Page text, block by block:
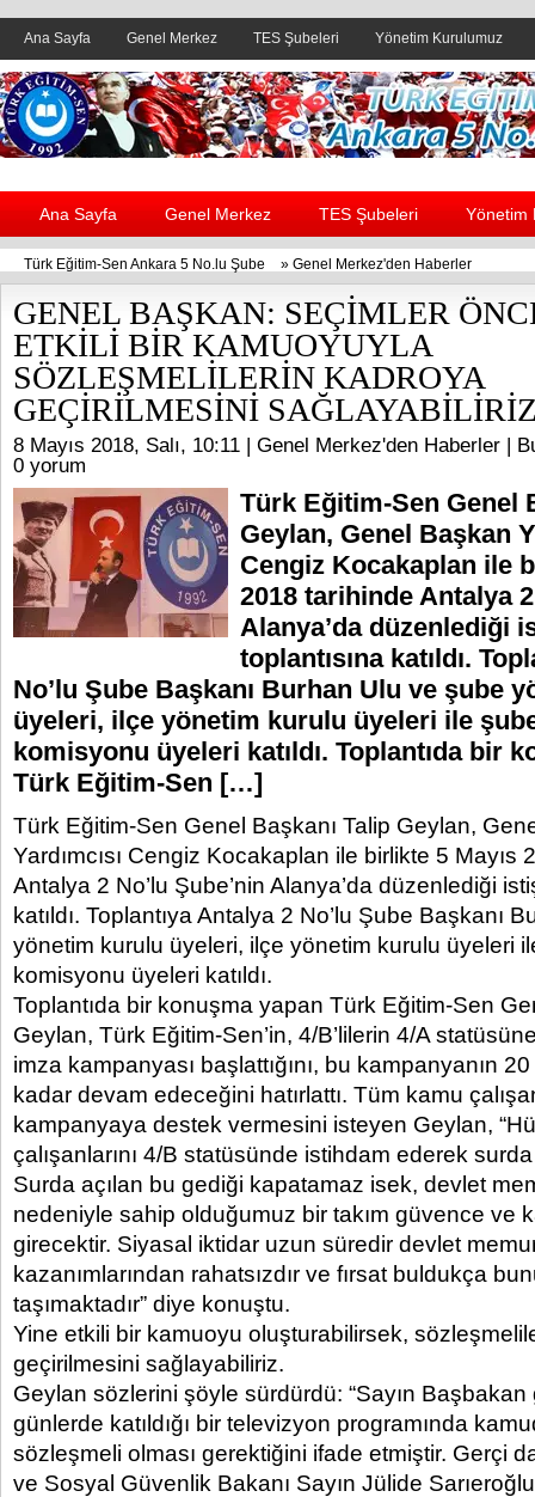
Ana Sayfa Genel Merkez TES Şubeleri Yönetim Kurulumuz
Header yanı reklam alanı
Ana Sayfa Genel Merkez TES Şubeleri Yönetim
Türk Eğitim-Sen Ankara 5 No.lu Şube » Genel Merkez'den Haberler
GENEL BAŞKAN: SEÇİMLER
ETKİLİ BİR KAMUOYUYLA
SÖZLEŞMELİLERİN KADROYA
GEÇİRİLMESİNİ
8 Mayıs 2018, Salı, 10:11 | Genel Merkez'den Haberler |
0 yorum
Türk Eğitim-Sen Genel
Geylan, Genel Başkan
Cengiz Kocakaplan ile
2018 tarihinde Antalya
Alanya’da düzenlediği
toplantısına katıldı.
No’lu Şube Başkanı Burhan Ulu ve şube
üyeleri, ilçe yönetim kurulu üyeleri ile
komisyonu üyeleri katıldı. Toplantıda bir
Türk Eğitim-Sen […]
Türk Eğitim-Sen Genel Başkanı Talip Geylan,
Yardımcısı Cengiz Kocakaplan ile birlikte 5 Mayıs
Antalya 2 No’lu Şube’nin Alanya’da düzenlediği
katıldı. Toplantıya Antalya 2 No’lu Şube Başkanı
yönetim kurulu üyeleri, ilçe yönetim kurulu üyeleri
komisyonu üyeleri katıldı.
Toplantıda bir konuşma yapan Türk Eğitim-Sen
Geylan, Türk Eğitim-Sen’in, 4/B’lilerin 4/A
imza kampanyası başlattığını, bu kampanyanın
kadar devam edeceğini hatırlattı. Tüm kamu
kampanyaya destek vermesini isteyen Geylan,
çalışanlarını 4/B statüsünde istihdam ederek
Surda açılan bu gediği kapatamaz isek, devlet
nedeniyle sahip olduğumuz bir takım güvence ve
girecektir. Siyasal iktidar uzun süredir devlet
kazanımlarından rahatsızdır ve fırsat buldukça
taşımaktadır” diye konuştu.
Yine etkili bir kamuoyu oluşturabilirsek,
geçirilmesini sağlayabiliriz.
Geylan sözlerini şöyle sürdürdü: “Sayın Başbakan
günlerde katıldığı bir televizyon programında
sözleşmeli olması gerektiğini ifade etmiştir. Gerçi
ve Sosyal Güvenlik Bakanı Sayın Jülide